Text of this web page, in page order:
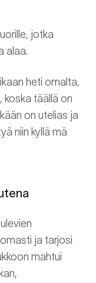
jotka
alaa.
heti omalta,
koska täällä on
on utelias ja
niin kyllä mä
ja tarjosi
mahtui